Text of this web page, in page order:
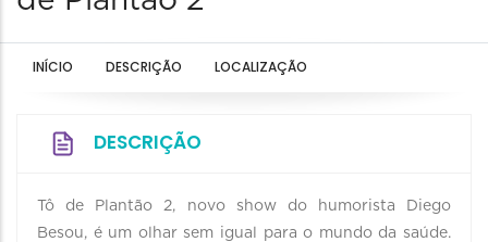
INÍCIO DESCRIÇÃO LOCALIZAÇÃO
DESCRIÇÃO
Tô de Plantão 2, novo show do humorista Diego
Besou, é um olhar sem igual para o mundo da saúde.